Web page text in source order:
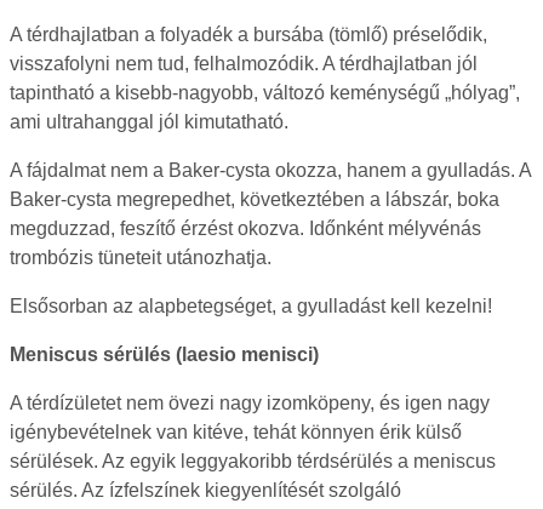
A térdhajlatban a folyadék a bursába (tömlő) préselődik,
visszafolyni nem tud, felhalmozódik. A térdhajlatban jól
tapintható a kisebb-nagyobb, változó keménységű „hólyag”,
ami ultrahanggal jól kimutatható.
A fájdalmat nem a Baker-cysta okozza, hanem a gyulladás. A
Baker-cysta megrepedhet, következtében a lábszár, boka
megduzzad, feszítő érzést okozva. Időnként mélyvénás
trombózis tüneteit utánozhatja.
Elsősorban az alapbetegséget, a gyulladást kell kezelni!
Meniscus sérülés (laesio menisci)
A térdízületet nem övezi nagy izomköpeny, és igen nagy
igénybevételnek van kitéve, tehát könnyen érik külső
sérülések. Az egyik leggyakoribb térdsérülés a meniscus
sérülés. Az ízfelszínek kiegyenlítését szolgáló